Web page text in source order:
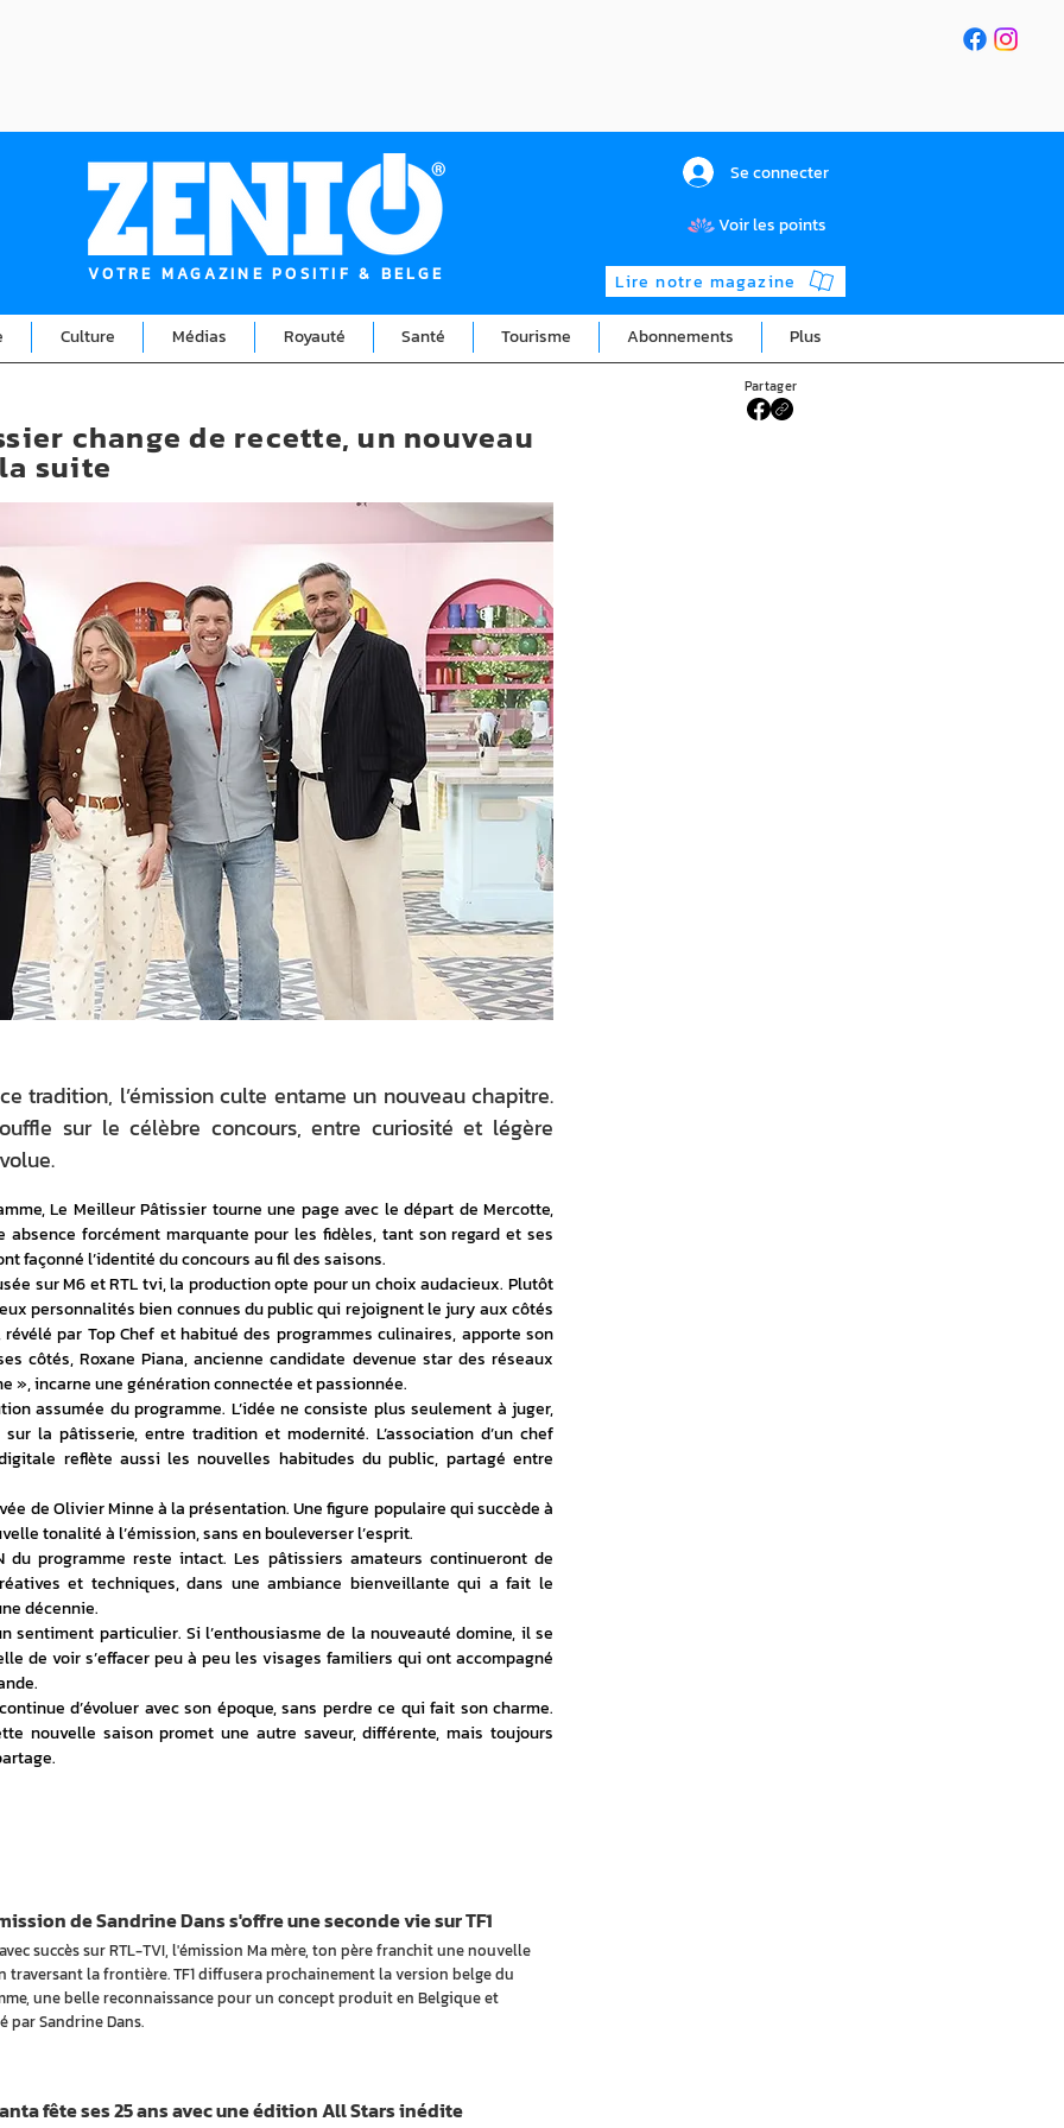
VOTRE MAGAZINE POSITIF & BELGE
Se connecter
Voir les points
Lire notre magazine
Culture Médias Royauté Santé Tourisme Abonnements Plus
Partager
tradition, l’émission culte entame un nouveau chapitre.
sur le célèbre concours, entre curiosité et légère
Le Meilleur Pâtissier tourne une page avec le départ de Mercotte,
absence forcément marquante pour les fidèles, tant son regard et ses
façonné l’identité du concours au fil des saisons.
sur M6 et RTL tvi, la production opte pour un choix audacieux. Plutôt
personnalités bien connues du public qui rejoignent le jury aux côtés
révélé par Top Chef et habitué des programmes culinaires, apporte son
côtés, Roxane Piana, ancienne candidate devenue star des réseaux
», incarne une génération connectée et passionnée.
assumée du programme. L’idée ne consiste plus seulement à juger,
la pâtisserie, entre tradition et modernité. L’association d’un chef
reflète aussi les nouvelles habitudes du public, partagé entre
de Olivier Minne à la présentation. Une figure populaire qui succède à
tonalité à l’émission, sans en bouleverser l’esprit.
du programme reste intact. Les pâtissiers amateurs continueront de
et techniques, dans une ambiance bienveillante qui a fait le
décennie.
sentiment particulier. Si l’enthousiasme de la nouveauté domine, il se
de voir s’effacer peu à peu les visages familiers qui ont accompagné
d’évoluer avec son époque, sans perdre ce qui fait son charme.
nouvelle saison promet une autre saveur, différente, mais toujours
change de recette, un nouveau
suite
succès sur RTL-TVI, l'émission Ma mère, ton père franchit une nouvelle
traversant la frontière. TF1 diffusera prochainement la version belge du
une belle reconnaissance pour un concept produit en Belgique et
par Sandrine Dans.
de Sandrine Dans s'offre une seconde vie sur TF1
fête ses 25 ans avec une édition All Stars inédite